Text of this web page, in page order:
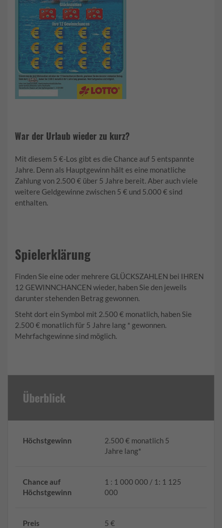
War der Urlaub wieder zu kurz?
Mit diesem 5 €-Los gibt es die Chance auf 5 entspannte
Jahre. Denn als Hauptgewinn hält es eine monatliche
Zahlung von 2.500 € über 5 Jahre bereit. Aber auch viele
weitere Geldgewinne zwischen 5 € und 5.000 € sind
enthalten.
Spielerklärung
Finden Sie eine oder mehrere GLÜCKSZAHLEN bei IHREN
12 GEWINNCHANCEN wieder, haben Sie den jeweils
darunter stehenden Betrag gewonnen.
Steht dort ein Symbol mit 2.500 € monatlich, haben Sie
2.500 € monatlich für 5 Jahre lang * gewonnen.
Mehrfachgewinne sind möglich.
Überblick
Höchstgewinn
2.500 € monatlich 5
Jahre lang*
Chance auf
Höchstgewinn
1 : 1 000 000 / 1: 1 125
000
Preis 5 €